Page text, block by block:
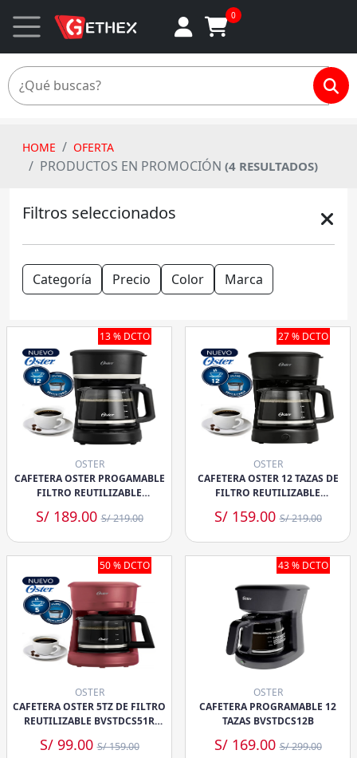
0
HOME OFERTA
PRODUCTOS EN PROMOCIÓN (4 RESULTADOS)
Filtros seleccionados
Categoría Precio Color Marca
13 % DCTO
OSTER
CAFETERA OSTER PROGAMABLE
FILTRO REUTILIZABLE
S/ 189.00S/ 219.00
27 % DCTO
OSTER
CAFETERA OSTER 12 TAZAS DE
FILTRO REUTILIZABLE
S/ 159.00S/ 219.00
50 % DCTO
OSTER
CAFETERA OSTER 5TZ DE FILTRO
REUTILIZABLE BVSTDCS51R
S/ 99.00S/ 159.00
43 % DCTO
OSTER
CAFETERA PROGRAMABLE 12
TAZAS BVSTDCS12B
S/ 169.00S/ 299.00